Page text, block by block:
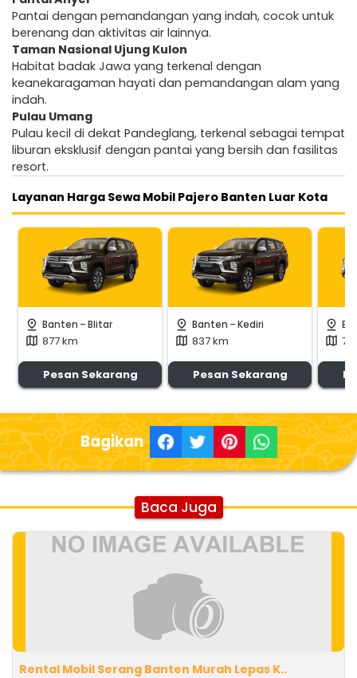
Pantai dengan pemandangan yang indah, cocok untuk
berenang dan aktivitas air lainnya.
Taman Nasional Ujung Kulon
Habitat badak Jawa yang terkenal dengan
keanekaragaman hayati dan pemandangan alam yang
indah.
Pulau Umang
Pulau kecil di dekat Pandeglang, terkenal sebagai tempat
liburan eksklusif dengan pantai yang bersih dan fasilitas
resort.
Layanan Harga Sewa Mobil Pajero Banten Luar Kota
pin_drop Banten -Blitar
map 877 km
Pesan Sekarang
pin_drop Banten -Kediri
map 837 km
Pesan Sekarang
pin_drop
map
Bagikan
Baca Juga
Rental Mobil Serang Banten Murah Lepas K..